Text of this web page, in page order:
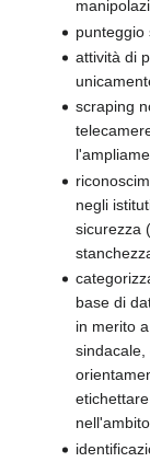
punteggio
attività di
scraping
negli
sicurezza
base di
in merito
sindacale,